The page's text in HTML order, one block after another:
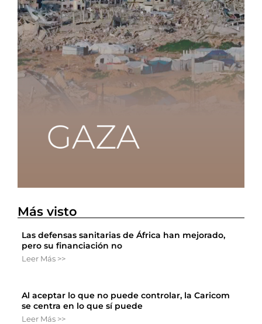
Más visto
Las defensas sanitarias de África han mejorado,
pero su financiación no
Leer Más >>
Al aceptar lo que no puede controlar, la Caricom
se centra en lo que sí puede
Leer Más >>